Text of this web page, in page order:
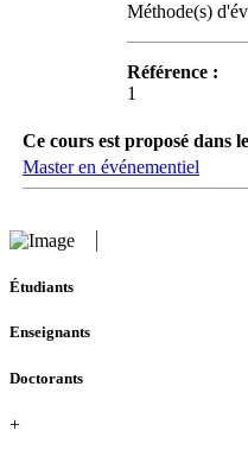
Méthode(s)
Référence :
1
Ce cours est proposé dans
Master en événementiel
Étudiants
Enseignants
Doctorants
+